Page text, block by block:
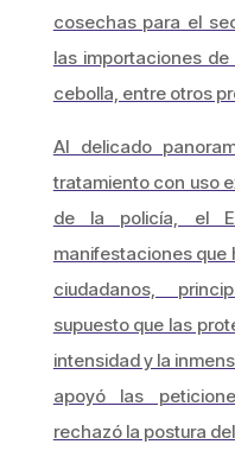
cosechas para el
las importaciones
cebolla, entre otros
Al delicado
tratamiento con uso
de la policía, el
manifestaciones que
ciudadanos,
supuesto que las
intensidad y la
apoyó las
rechazó la postura